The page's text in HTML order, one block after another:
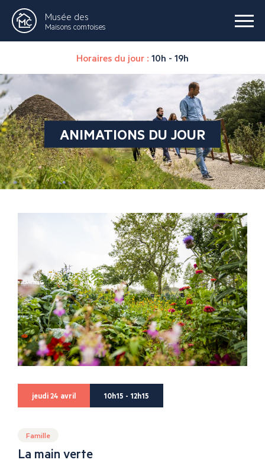
Musée des
Maisons comtoises
Horaires du jour : 10h - 19h
ANIMATIONS DU JOUR
jeudi 24 avril 10h15 - 12h15
Famille
La main verte